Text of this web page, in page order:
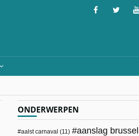
ONDERWERPEN
aalst carnaval (11) aanslag brussel